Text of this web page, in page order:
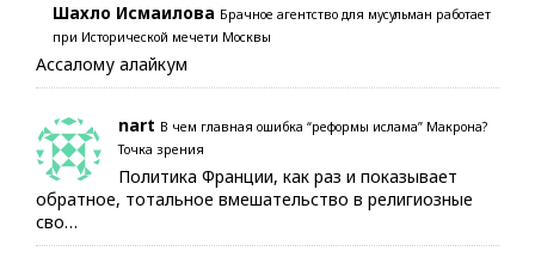
Шахло Исмаилова Брачное агентство для мусульман работает
при Исторической мечети Москвы
Ассалому алайкум
nart В чем главная ошибка “реформы ислама” Макрона?
Точка зрения
Политика Франции, как раз и показывает
обратное, тотальное вмешательство в религиозные
сво…